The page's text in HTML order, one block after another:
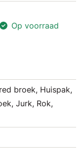
Op voorraad
broek, Huispak,
Jurk, Rok,